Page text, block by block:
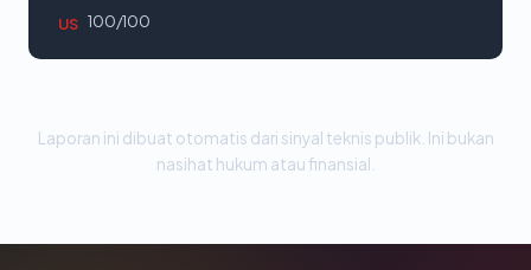
US 100/100
Laporan ini dibuat otomatis dari sinyal teknis publik. Ini bukan
nasihat hukum atau finansial.